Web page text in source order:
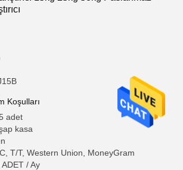
Koşulları
adet
kasa
T/T, Western Union, MoneyGram
/ Ay